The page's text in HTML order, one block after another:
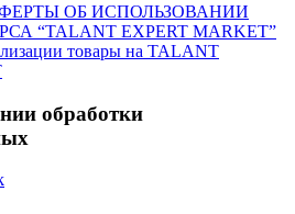
ОБ ИСПОЛЬЗОВАНИИ
“TALANT EXPERT MARKET”
товары на TALANT
обработки